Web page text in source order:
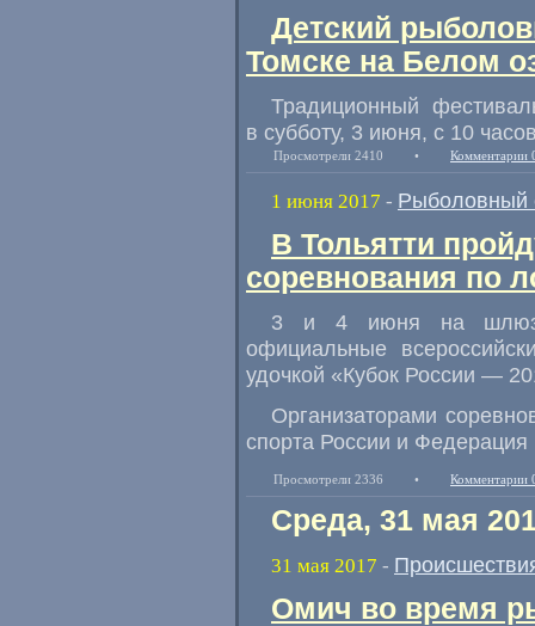
Детский
Томске на Белом
Традиционный
в субботу, 3 июня, с 10
Просмотрели 2410 • Комментарии
1 июня 2017 - Рыболовный
В Тольятти
соревнования по
3 и 4 июня на
официальные
удочкой «Кубок России —
Организаторами
спорта России и
Просмотрели 2336 • Комментарии
Среда, 31 мая
31 мая 2017 -
Омич во время